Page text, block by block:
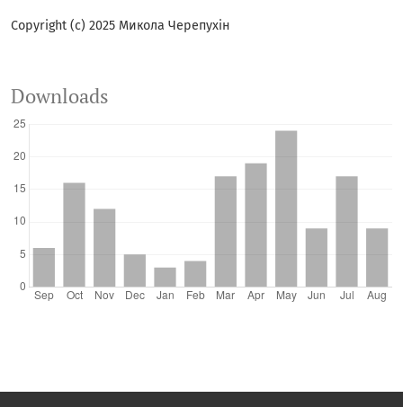
Copyright (c) 2025 Микола Черепухін
Downloads